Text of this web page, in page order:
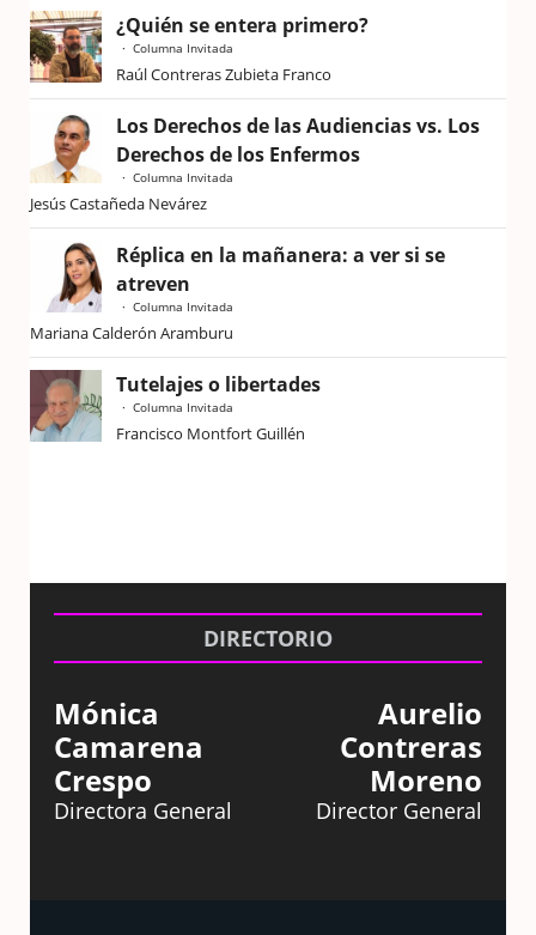
¿Quién se entera primero?
Columna Invitada
Raúl Contreras Zubieta Franco
Los Derechos de las Audiencias vs. Los
Derechos de los Enfermos
Columna Invitada
Jesús Castañeda Nevárez
Réplica en la mañanera: a ver si se
atreven
Columna Invitada
Mariana Calderón Aramburu
Tutelajes o libertades
Columna Invitada
Francisco Montfort Guillén
DIRECTORIO
Mónica
Camarena
Crespo
Directora General
Aurelio
Contreras
Moreno
Director General